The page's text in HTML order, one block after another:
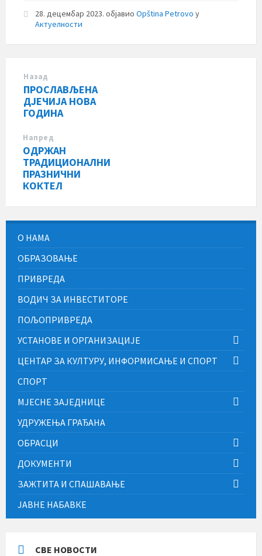
28. децембар 2023. објавио Opština Petrovo у
Актуелности
Назад
ПРОСЛАВЉЕНА
ДЈЕЧИЈА НОВА
ГОДИНА
Напред
ОДРЖАН
ТРАДИЦИОНАЛНИ
ПРАЗНИЧНИ
КОКТЕЛ
О НАМА
ОБРАЗОВАЊЕ
ПРИВРЕДА
ВОДИЧ ЗА ИНВЕСТИТОРЕ
ПОЉОПРИВРЕДА
УСТАНОВЕ И ОРГАНИЗАЦИЈЕ
ЦЕНТАР ЗА КУЛТУРУ, ИНФОРМИСАЊЕ И СПОРТ
СПОРТ
МЈЕСНЕ ЗАЈЕДНИЦЕ
УДРУЖЕЊА ГРАЂАНА
ОБРАСЦИ
ДОКУМЕНТИ
ЗАЖТИТА И СПАШАВАЊЕ
ЈАВНЕ НАБАВКЕ
СВЕ НОВОСТИ